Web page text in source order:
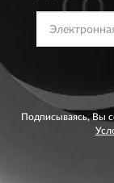
Подписываясь, Вы